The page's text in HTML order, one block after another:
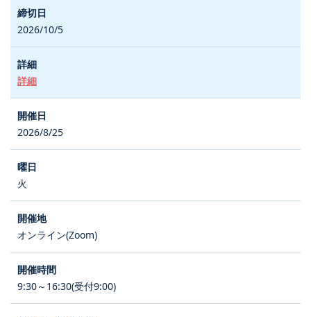
2026/10/5
詳細
2026/8/25
火
オンライン(Zoom)
9:30～16:30(受付9:00)